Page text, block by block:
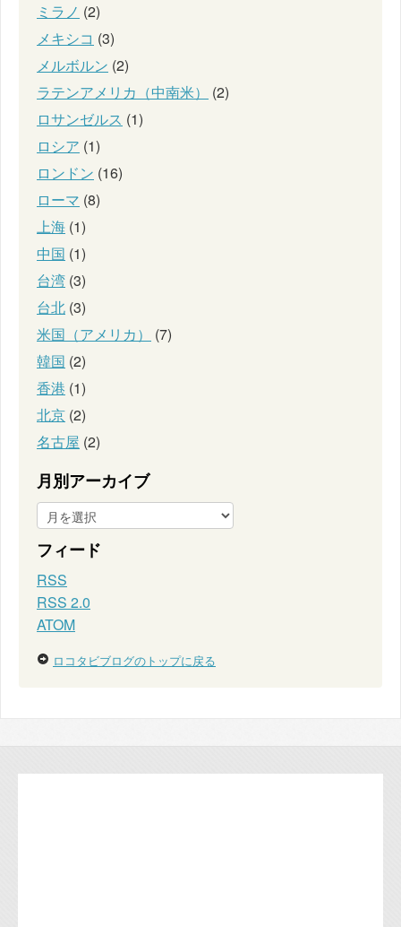
ミラノ (2)
メキシコ (3)
メルボルン (2)
ラテンアメリカ（中南米）
(2)
ロサンゼルス (1)
ロシア (1)
ロンドン (16)
ローマ (8)
上海 (1)
中国 (1)
台湾 (3)
台北 (3)
米国（アメリカ）
(7)
韓国 (2)
香港 (1)
北京 (2)
名古屋 (2)
月別アーカイブ
フィード
RSS
RSS 2.0
ATOM
ロコタビブログのトップに戻る